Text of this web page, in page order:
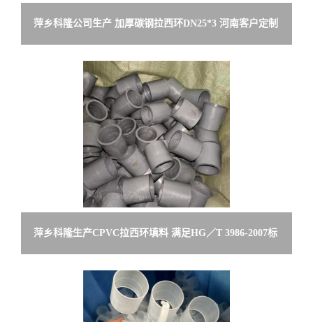
萍乡科隆公司生产 加厚碳钢拉西环DN25*3 河南客户定制
欢迎来电咨询订购
萍乡科隆生产CPVC拉西环填料 满足HG／T 3986-2007标
准 供货广西